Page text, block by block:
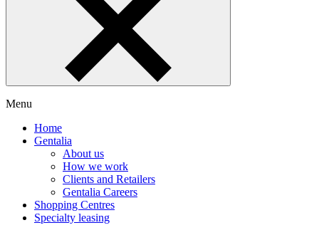
Menu
Home
Gentalia
About us
How we work
Clients and Retailers
Gentalia Careers
Shopping Centres
Specialty leasing